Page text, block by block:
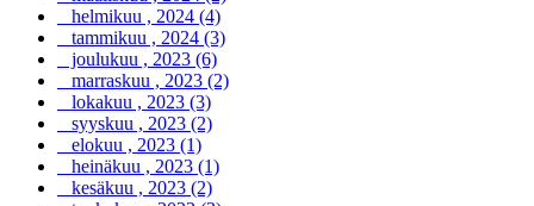
helmikuu , 2024 (4)
tammikuu , 2024 (3)
joulukuu , 2023 (6)
marraskuu , 2023 (2)
lokakuu , 2023 (3)
syyskuu , 2023 (2)
elokuu , 2023 (1)
heinäkuu , 2023 (1)
kesäkuu , 2023 (2)